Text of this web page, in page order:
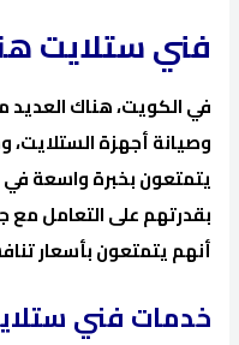
فني ستلايت
في الكويت، هناك
وصيانة أجهزة الستلايت،
يتمتعون بخبرة واسعة في
بقدرتهم على التعامل مع
أنهم يتمتعون بأسعار
خدمات فني